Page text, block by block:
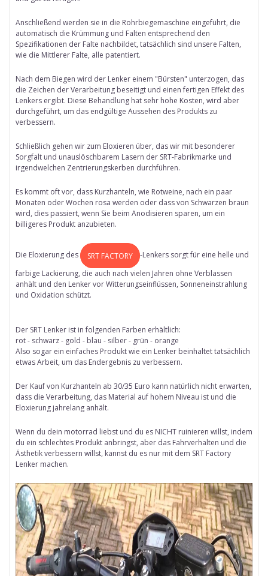
Anschließend werden sie in die Rohrbiegemaschine eingeführt, die
automatisch die Krümmung und Falten entsprechend den
Spezifikationen der Falte nachbildet, tatsächlich sind unsere Falten,
wie die Mittlerer Falte, alle patentiert.
Nach dem Biegen wird der Lenker einem "Bürsten" unterzogen, das
die Zeichen der Verarbeitung beseitigt und einen fertigen Effekt des
Lenkers ergibt. Diese Behandlung hat sehr hohe Kosten, wird aber
durchgeführt, um das endgültige Aussehen des Produkts zu
verbessern.
Schließlich gehen wir zum Eloxieren über, das wir mit besonderer
Sorgfalt und unauslöschbarem Lasern der SRT-Fabrikmarke und
irgendwelchen Zentrierungskerben durchführen.
Es kommt oft vor, dass Kurzhanteln, wie Rotweine, nach ein paar
Monaten oder Wochen rosa werden oder dass von Schwarzen braun
wird, dies passiert, wenn Sie beim Anodisieren sparen, um ein
billigeres Produkt anzubieten.
Die Eloxierung des SRT FACTORY
-Lenkers sorgt für eine helle und
farbige Lackierung, die auch nach vielen Jahren ohne Verblassen
anhält und den Lenker vor Witterungseinflüssen, Sonneneinstrahlung
und Oxidation schützt.
Der SRT Lenker ist in folgenden Farben erhältlich:
rot - schwarz - gold - blau - silber - grün - orange
Also sogar ein einfaches Produkt wie ein Lenker beinhaltet tatsächlich
etwas Arbeit, um das Endergebnis zu verbessern.
Der Kauf von Kurzhanteln ab 30/35 Euro kann natürlich nicht erwarten,
dass die Verarbeitung, das Material auf hohem Niveau ist und die
Eloxierung jahrelang anhält.
Wenn du dein motorrad liebst und du es NICHT ruinieren willst, indem
du ein schlechtes Produkt anbringst, aber das Fahrverhalten und die
Ästhetik verbessern willst, kannst du es nur mit dem SRT Factory
Lenker machen.